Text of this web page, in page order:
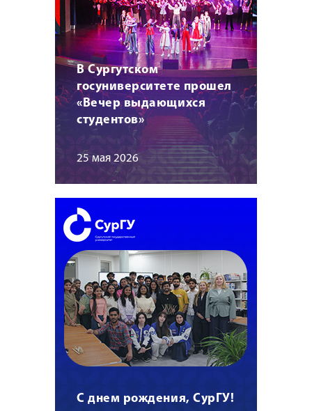
В Сургутском
госуниверситете прошел
«Вечер выдающихся
студентов»
25 мая 2026
С днем рождения, СурГУ!